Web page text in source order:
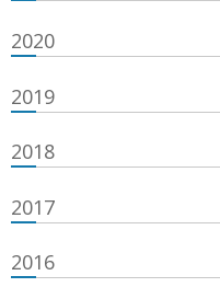
2020
2019
2018
2017
2016